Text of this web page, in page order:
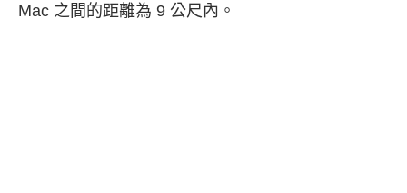
Mac 之間的距離為 9 公尺內。